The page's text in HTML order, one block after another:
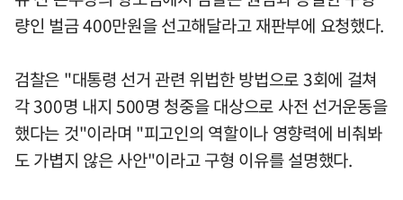
량인 벌금 400만원을 선고해달라고 재판부에 요청했다.
검찰은 "대통령 선거 관련 위법한 방법으로 3회에 걸쳐
각 300명 내지 500명 청중을 대상으로 사전 선거운동을
했다는 것"이라며 "피고인의 역할이나 영향력에 비춰봐
도 가볍지 않은 사안"이라고 구형 이유를 설명했다.